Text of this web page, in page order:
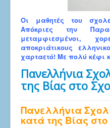
Οι μαθητές του
Απόκριες την
μεταμφιεσμένοι,
αποκριάτικους
χαρταετό! Με πολύ κέφι
Πανελλήνια
της Βίας στο
Πανελλήνια
κατά της Βίας